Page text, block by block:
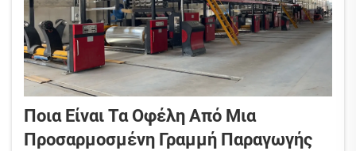
Ποια Είναι Τα Οφέλη Από Μια
Προσαρμοσμένη Γραμμή Παραγωγής